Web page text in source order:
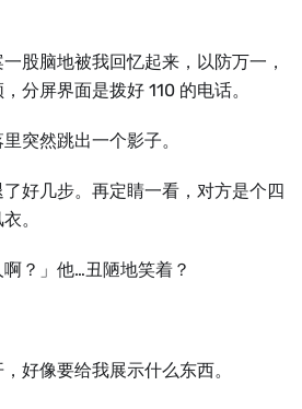
股脑地被我回忆起来，以防万一，
分屏界面是拨好 110 的电话。
突然跳出一个影子。
好几步。再定睛一看，对方是个四
。
啊？」他…丑陋地笑着？
好像要给我展示什么东西。